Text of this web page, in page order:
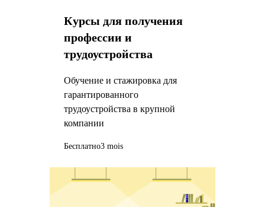
Курсы для получения
профессии и
трудоустройства
Обучение и стажировка для
гарантированного
трудоустройства в крупной
компании
Бесплатно3 mois